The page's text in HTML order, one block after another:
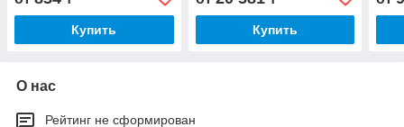
Купить Купить
О нас
Рейтинг не сформирован